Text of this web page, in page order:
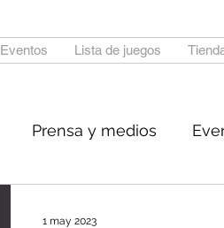
Eventos Lista de juegos
Prensa y medios
1 may 2023